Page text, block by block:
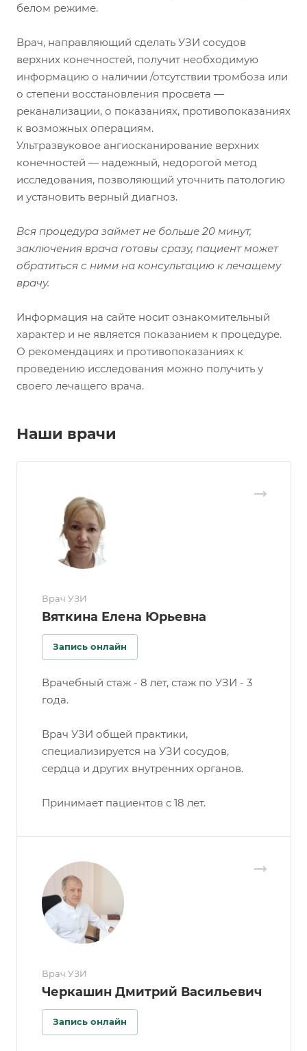
белом режиме.
Врач, направляющий сделать УЗИ сосудов
верхних конечностей, получит необходимую
информацию о наличии /отсутствии тромбоза или
о степени восстановления просвета —
реканализации, о показаниях, противопоказаниях
к возможных операциям.
Ультразвуковое ангиосканирование верхних
конечностей — надежный, недорогой метод
исследования, позволяющий уточнить патологию
и установить верный диагноз.
Вся процедура займет не больше 20 минут,
заключения врача готовы сразу, пациент может
обратиться с ними на консультацию к лечащему
врачу.
Информация на сайте носит ознакомительный
характер и не является показанием к процедуре.
О рекомендациях и противопоказаниях к
проведению исследования можно получить у
своего лечащего врача.
Наши врачи
Врач УЗИ
Вяткина Елена Юрьевна
Запись онлайн
Врачебный стаж - 8 лет, стаж по УЗИ - 3
года.
Врач УЗИ общей практики,
специализируется на УЗИ сосудов,
сердца и других внутренних органов.
Принимает пациентов с 18 лет.
Врач УЗИ
Черкашин Дмитрий Васильевич
Запись онлайн